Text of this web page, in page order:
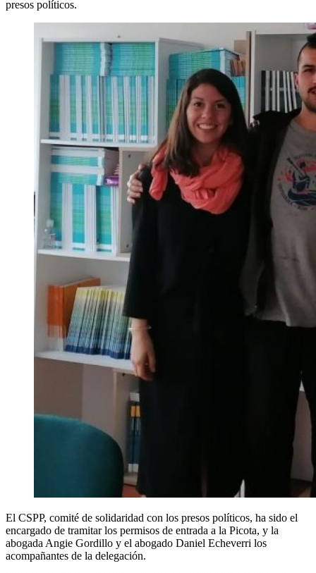
presos políticos.
El CSPP, comité de solidaridad con los presos políticos, ha sido el
encargado de tramitar los permisos de entrada a la Picota, y la
abogada Angie Gordillo y el abogado Daniel Echeverri los
acompañantes de la delegación.